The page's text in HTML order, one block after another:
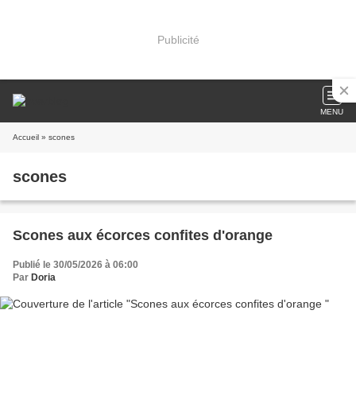
Publicité
MENU
Accueil » scones
scones
Scones aux écorces confites d'orange
Publié le 30/05/2026 à 06:00
Par Doria